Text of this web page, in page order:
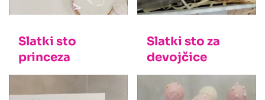
Slatki sto
princeza
Slatki sto za
devojčice